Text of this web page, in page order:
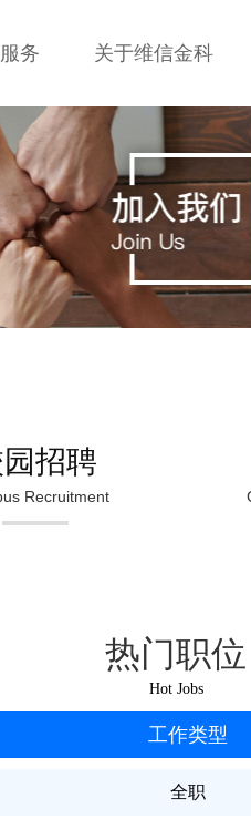
务 关于维信金科
招聘
Recruitment
热门职位
Hot Jobs
工作类型
全职